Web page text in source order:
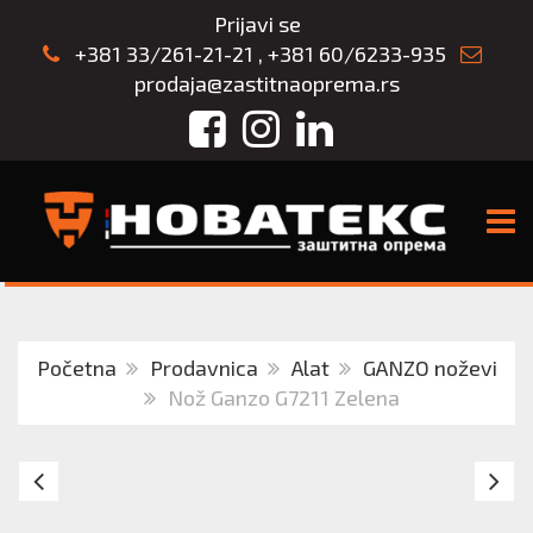
Prijavi se
+381 33/261-21-21 , +381 60/6233-935
prodaja@zastitnaoprema.rs
FacebookInstagram
LinkedIn
Početna Prodavnica Alat
GANZO noževi
Nož Ganzo G7211 Zelena
GANZO